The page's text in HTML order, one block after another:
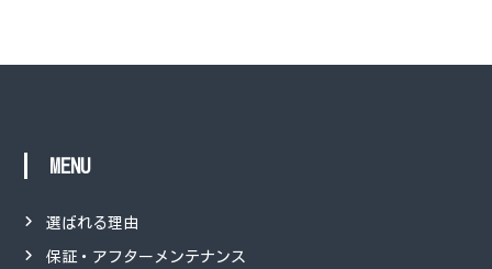
MENU
選ばれる理由
保証・アフターメンテナンス